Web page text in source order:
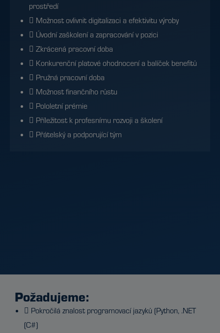
prostředí
 Možnost ovlivnit digitalizaci a efektivitu výroby
 Úvodní zaškolení a zapracování v pozici
 Zkrácená pracovní doba
 Konkurenční platové ohodnocení a balíček benefitů
 Pružná pracovní doba
 Možnost finančního růstu
 Pololetní prémie
 Příležitost k profesnímu rozvoji a školení
 Přátelský a podporující tým
Požadujeme:
 Pokročilá znalost programovací jazyků (Python, .NET
(C#)